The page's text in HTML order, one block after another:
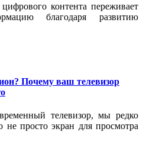
контента переживает
благодаря развитию
Почему ваш телевизор
телевизор, мы редко
не просто экран для просмотра